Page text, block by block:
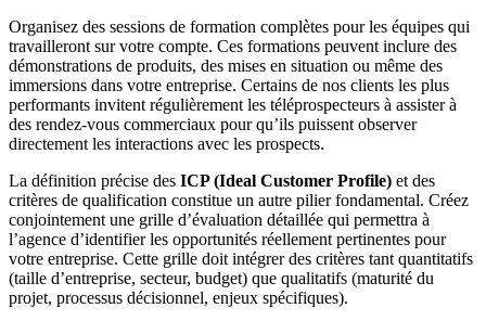
Organisez des sessions de formation complètes pour les équipes qui
travailleront sur votre compte. Ces formations peuvent inclure des
démonstrations de produits, des mises en situation ou même des
immersions dans votre entreprise. Certains de nos clients les plus
performants invitent régulièrement les téléprospecteurs à assister à
des rendez-vous commerciaux pour qu’ils puissent observer
directement les interactions avec les prospects.
La définition précise des ICP (Ideal Customer Profile) et des
critères de qualification constitue un autre pilier fondamental. Créez
conjointement une grille d’évaluation détaillée qui permettra à
l’agence d’identifier les opportunités réellement pertinentes pour
votre entreprise. Cette grille doit intégrer des critères tant quantitatifs
(taille d’entreprise, secteur, budget) que qualitatifs (maturité du
projet, processus décisionnel, enjeux spécifiques).